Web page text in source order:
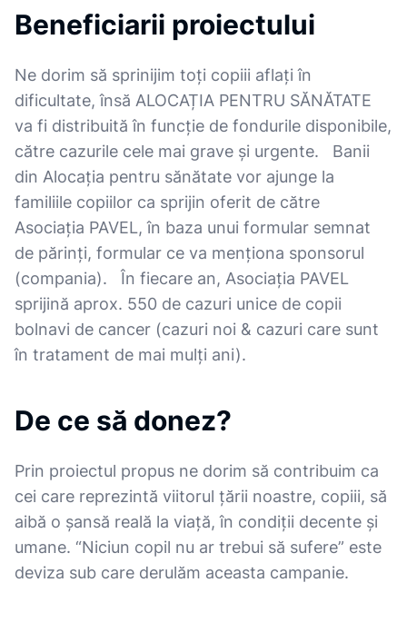
Beneficiarii proiectului
Ne dorim să sprinijim toți copiii aflați în
dificultate, însă ALOCAȚIA PENTRU SĂNĂTATE
va fi distribuită în funcție de fondurile disponibile,
către cazurile cele mai grave și urgente. Banii
din Alocația pentru sănătate vor ajunge la
familiile copiilor ca sprijin oferit de către
Asociația PAVEL, în baza unui formular semnat
de părinți, formular ce va menționa sponsorul
(compania). În fiecare an, Asociația PAVEL
sprijină aprox. 550 de cazuri unice de copii
bolnavi de cancer (cazuri noi & cazuri care sunt
în tratament de mai mulți ani).
De ce să donez?
Prin proiectul propus ne dorim să contribuim ca
cei care reprezintă viitorul țării noastre, copiii, să
aibă o șansă reală la viață, în condiții decente și
umane. “Niciun copil nu ar trebui să sufere” este
deviza sub care derulăm aceasta campanie.